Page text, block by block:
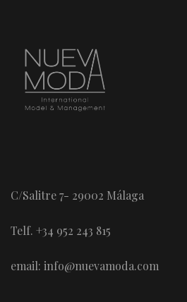
C/Salitre 7- 29002 Málaga
Telf. +34 952 243 815
email: info@nuevamoda.com